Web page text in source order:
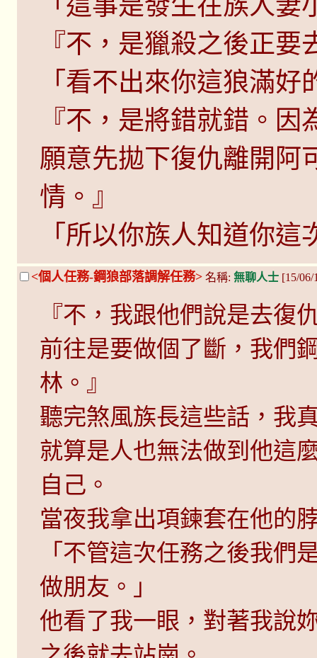
「這事是發生在族人妻
『不，是獵殺之後正
「看不出來你這狼滿
『不，是將錯就錯。
願意先拋下復仇離開阿
情。』
「所以你族人知道你
<個人任務-鋼狼部落調解任務> 名稱: 無聊人士 [15/
『不，我跟他們說是去復
前往是要做個了斷，我們
林。』
聽完煞風族長這些話，我
就算是人也無法做到他這
自己。
當夜我拿出項鍊套在他的
「不管這次任務之後我們
做朋友。」
他看了我一眼，對著我說